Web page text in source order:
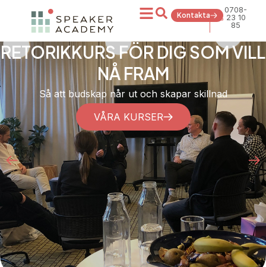
Kontakta
0708-
23 10
85
CORPORATE SPEAKERS
Vi hjälper ledare, experter och chefer att äga scenen
LÄS MER